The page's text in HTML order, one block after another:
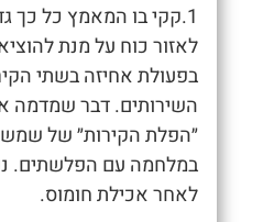
1.קקי בו המאמץ כל כך
לאזור כוח על מנת
בפעולת אחיזה בשתי
השירותים. דבר שמדמה
״הפלת הקירות״ של
במלחמה עם הפלשתים.
לאחר אכילת חומוס.